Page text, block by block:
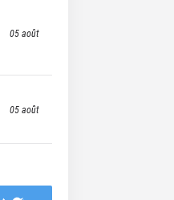
05 août
05 août